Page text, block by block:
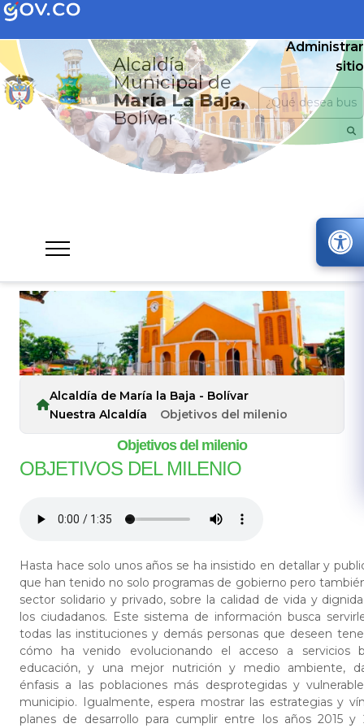
Alcaldía
Municipal de
María La Baja,
Bolívar
Administrar
sitio
Alcaldía de María la Baja - Bolívar
Nuestra Alcaldía
Objetivos del milenio
Objetivos del milenio
​OBJETIVOS DEL MILENIO
Hasta hace solo unos años se ha insistido en detallar y
que han tenido no solo programas de gobierno pero
sector solidario y privado, sobre la calidad de vida y
los ciudadanos. Este sistema de información busca
todas las instituciones y demás personas que deseen
cómo ha venido evolucionando el acceso a servicios
educación, y una mejor nutrición y medio ambiente,
énfasis a las poblaciones más desprotegidas y
municipio. Igualmente, espera mostrar las estrategias y
planes de desarrollo para cumplir entre los años 2015 y